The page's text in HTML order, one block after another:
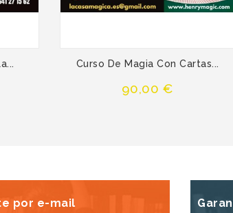
Curso De Magia Con Cartas...
Precio
90,00 €
por e-mail